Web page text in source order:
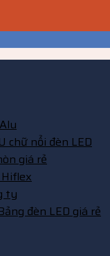
chữ nổi đèn LED
giá rẻ
ty
đèn LED giá rẻ